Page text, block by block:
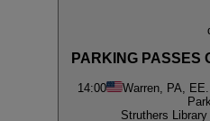
PARKING PASSES
14:00 Warren, PA, EE.
Struthers